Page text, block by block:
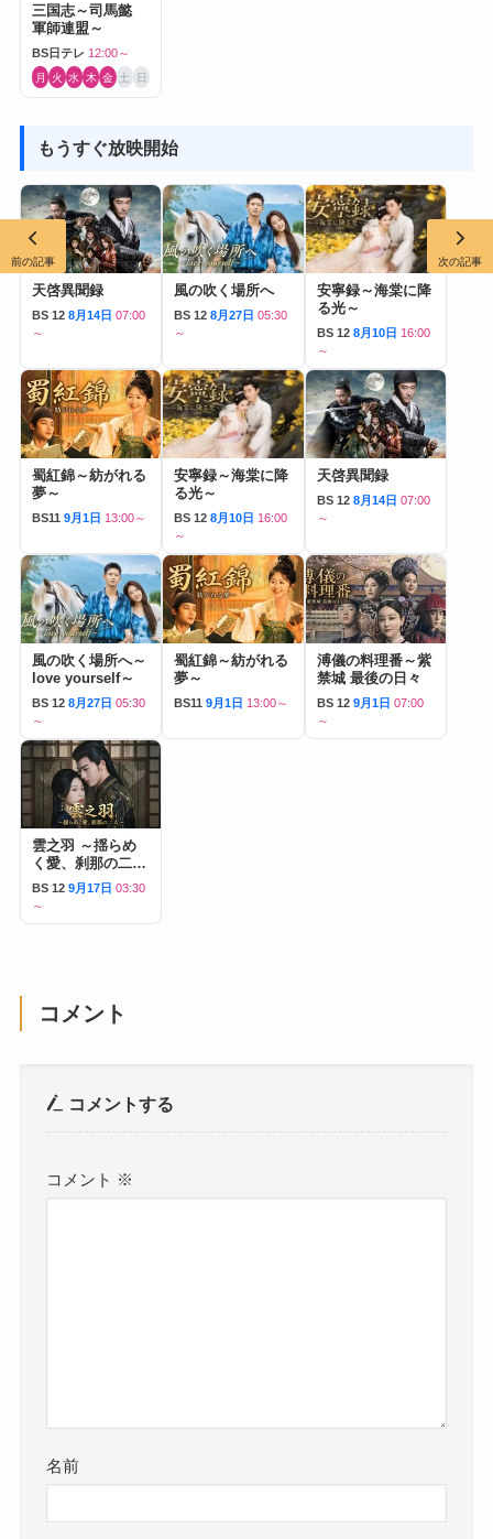
三国志～司馬懿
軍師連盟～
BS日テレ 12:00～
月 火 水 木 金 土 日
もうすぐ放映開始
天啓異聞録
BS 12 8月14日 07:00
～
風の吹く場所へ
BS 12 8月27日 05:30
～
安寧録～海棠に降
る光～
BS 12 8月10日 16:00
～
蜀紅錦～紡がれる
夢～
BS11 9月1日 13:00～
安寧録～海棠に降
る光～
BS 12 8月10日 16:00
～
天啓異聞録
BS 12 8月14日 07:00
～
風の吹く場所へ～
love yourself～
BS 12 8月27日 05:30
～
蜀紅錦～紡がれる
夢～
BS11 9月1日 13:00～
溥儀の料理番～紫
禁城 最後の日々
BS 12 9月1日 07:00
～
雲之羽 ～揺らめ
く愛、刹那の二人
～
BS 12 9月17日 03:30
～
コメント
コメントする
コメント ※
名前
前の記事 次の記事